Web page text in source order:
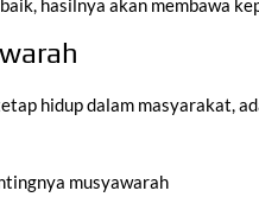
hasilnya akan membawa
hidup dalam masyarakat,
musyawarah